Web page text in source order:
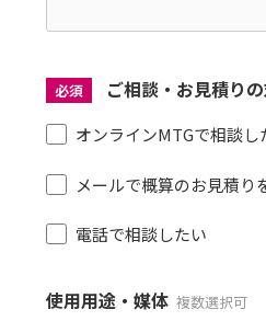
必須 ご相談・お見積り
オンラインMTGで相談し
メールで概算のお見積り
電話で相談したい
使用用途・媒体 複数選択可